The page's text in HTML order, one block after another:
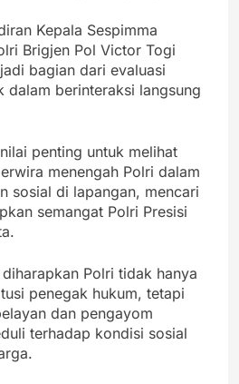
Kepala Sespimma
Brigjen Pol Victor Togi
bagian dari evaluasi
dalam berinteraksi langsung
penting untuk melihat
menengah Polri dalam
sosial di lapangan, mencari
semangat Polri Presisi
Polri tidak hanya
penegak hukum, tetapi
dan pengayom
terhadap kondisi sosial